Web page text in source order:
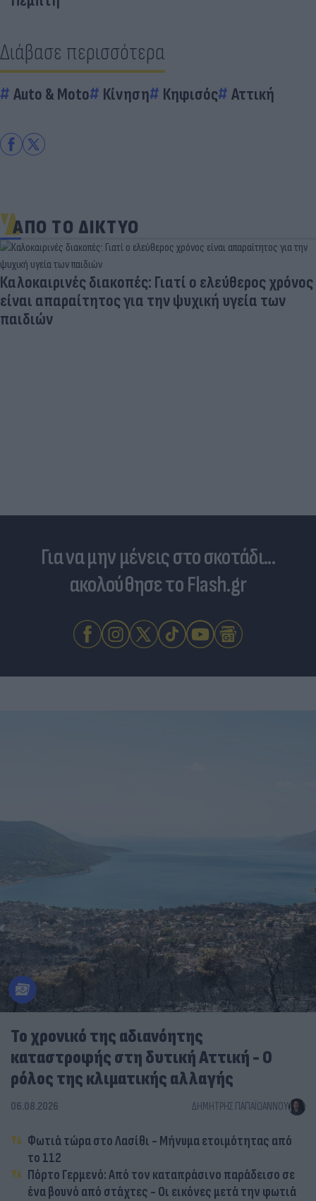
Διάβασε περισσότερα
Auto & Moto Κίνηση Κηφισός Αττική
ΑΠΟ ΤΟ ΔΙΚΤΥΟ
ο ελεύθερος χρόνος
ψυχική υγεία των
Για να μην μένεις στο σκοτάδι...
ακολούθησε το Flash.gr
Το χρονικό της αδιανόητης
καταστροφής στη δυτική Αττική - Ο
ρόλος της κλιματικής αλλαγής
06.08.2026 ΔΗΜΉΤΡΗΣ ΠΑΠΑΪΩΆΝΝΟΥ
Φωτιά τώρα στο Λασίθι - Μήνυμα ετοιμότητας από
το 112
Πόρτο Γερμενό: Από τον καταπράσινο παράδεισο σε
ένα βουνό από στάχτες - Οι εικόνες μετά την φωτιά